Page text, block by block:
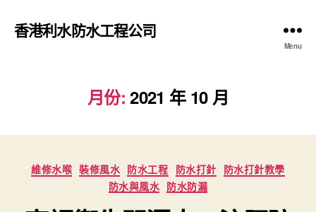
香港利水防水工程公司
Menu
月份: 2021 年 10 月
Categories
維修水喉 裝修風水 防水工程 防水打針 防水打針教學
防水與風水 防水防漏